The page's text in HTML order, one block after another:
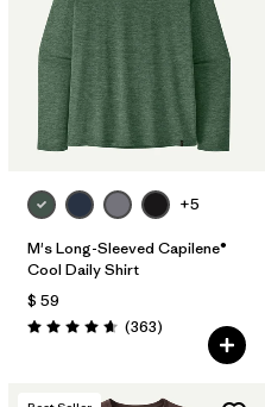
+5
M's Long-Sleeved Capilene®
Cool Daily Shirt
$ 59
Valoración: 4.7 / 5
(363Comentarios
)